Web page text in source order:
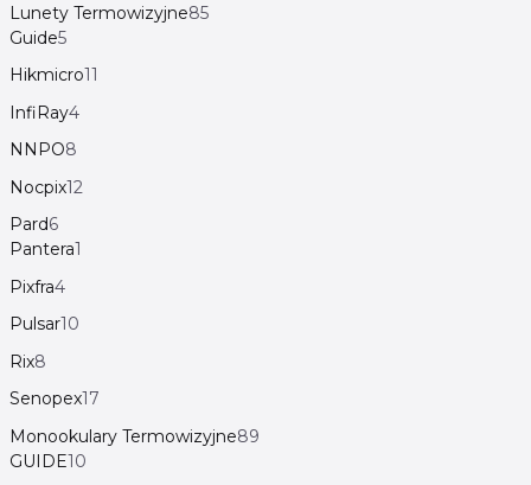
Lunety Termowizyjne85
Guide5
Hikmicro11
InfiRay4
NNPO8
Nocpix12
Pard6
Pantera1
Pixfra4
Pulsar10
Rix8
Senopex17
Monookulary Termowizyjne89
GUIDE10